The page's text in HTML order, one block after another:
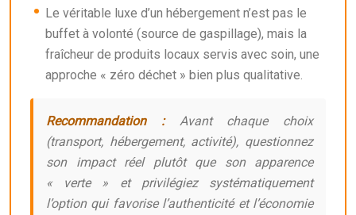
Le véritable luxe d’un hébergement n’est pas le
buffet à volonté (source de gaspillage), mais la
fraîcheur de produits locaux servis avec soin, une
approche « zéro déchet » bien plus qualitative.
Recommandation :Avant chaque choix
(transport, hébergement, activité), questionnez
son impact réel plutôt que son apparence
« verte » et privilégiez systématiquement
l’option qui favorise l’authenticité et l’économie